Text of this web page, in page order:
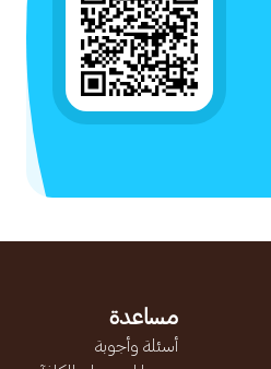
مساعدة
أسئلة وأجوبة